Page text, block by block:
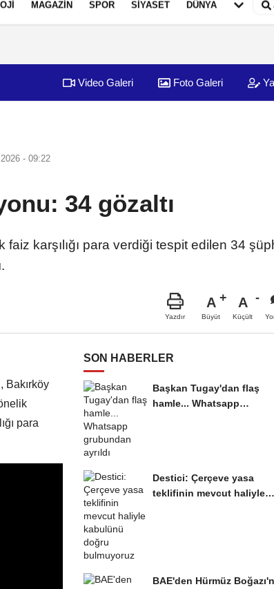
MAGAZİN SPOR SİYASET DÜNYA
Video Galeri Foto Galeri
- 09:22
34 gözaltı
karşılığı para verdiği tespit edilen 34
Yazdır
A
Büyüt
A
Küçült
Bakırköy
para
SON HABERLER
Başkan Tugay'dan flaş
hamle... Whatsapp
Destici: Çerçeve yasa
teklifinin mevcut haliyle
BAE'den Hürmüz